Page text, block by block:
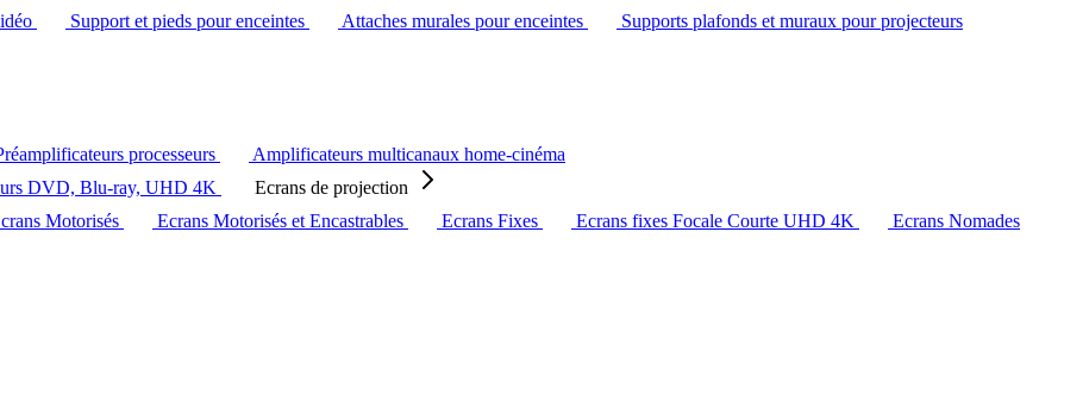
Support et pieds pour enceintes Attaches murales pour enceintes
Supports plafonds et muraux pour projecteurs
processeurs
Amplificateurs multicanaux home-cinéma
DVD, Blu-ray, UHD 4K
Ecrans de projection
Motorisés Ecrans Motorisés et Encastrables Ecrans Fixes Ecrans fixes Focale Courte UHD 4K
Ecrans Nomades